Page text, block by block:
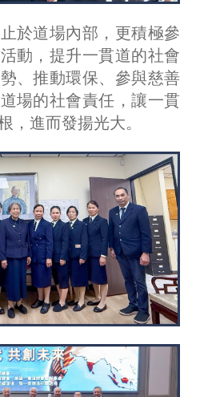
於道場內部，更積極參
動，提升一貫道的社會
、推動環保、參與慈善
場的社會責任，讓一貫
，進而發揚光大。